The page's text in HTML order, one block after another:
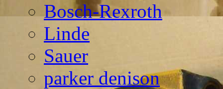
Bosch-Rexroth
Linde
Sauer
parker denison